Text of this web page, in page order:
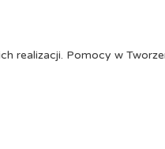
realizacji. Pomocy w